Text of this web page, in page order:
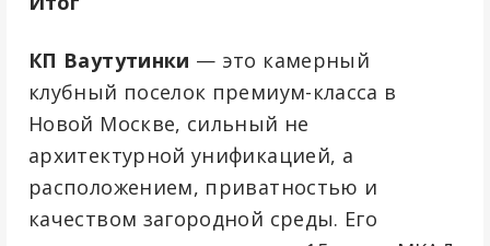
КП Ваутутинки — это камерный
клубный поселок премиум-класса в
Новой Москве, сильный не
архитектурной унификацией, а
расположением, приватностью и
качеством загородной среды. Его